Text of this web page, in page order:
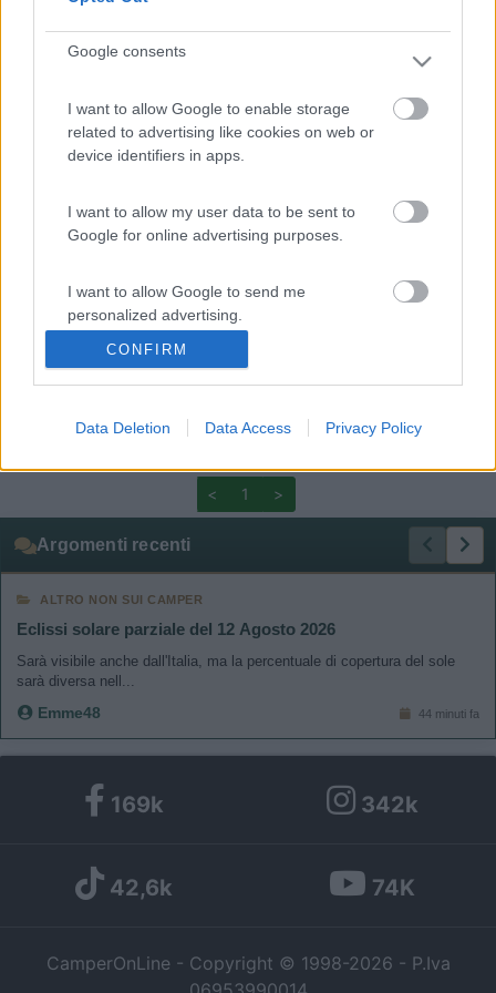
Google consents
I want to allow Google to enable storage
related to advertising like cookies on web or
device identifiers in apps.
I want to allow my user data to be sent to
Google for online advertising purposes.
I want to allow Google to send me
personalized advertising.
I want to allow Google to enable storage
device identifiers in apps.
I want to allow Google to enable storage
related to functionality of the website or app.
I want to allow Google to enable storage
related to personalization.
I want to allow Google to enable storage
related to security, including authentication
functionality and fraud prevention, and other
user protection.
CONFIRM
Data Deletion Data Access Privacy Policy
stupendi........Di mercatini magari te ne fai giusto uno e troverai
Fussen io sono stato a Garmish, prendi il treno a cremaliera che
ti porta in cima è stupenfatasmagorico[:D] (occhio che non è
economico, ma ne vale la pena).[;)]
Area Sosta Camper Orobie
(BG)
< 1 >
Argomenti recenti
ALTRO NON SUI CAMPER
Eclissi solare parziale del 12 Agosto 2026
Sarà visibile anche dall'Italia, ma la percentuale di copertura del sole
sarà diversa nell...
Emme48 44 minuti fa
169k 342k
42,6k 74K
CamperOnLine - Copyright © 1998-2026 - P.Iva